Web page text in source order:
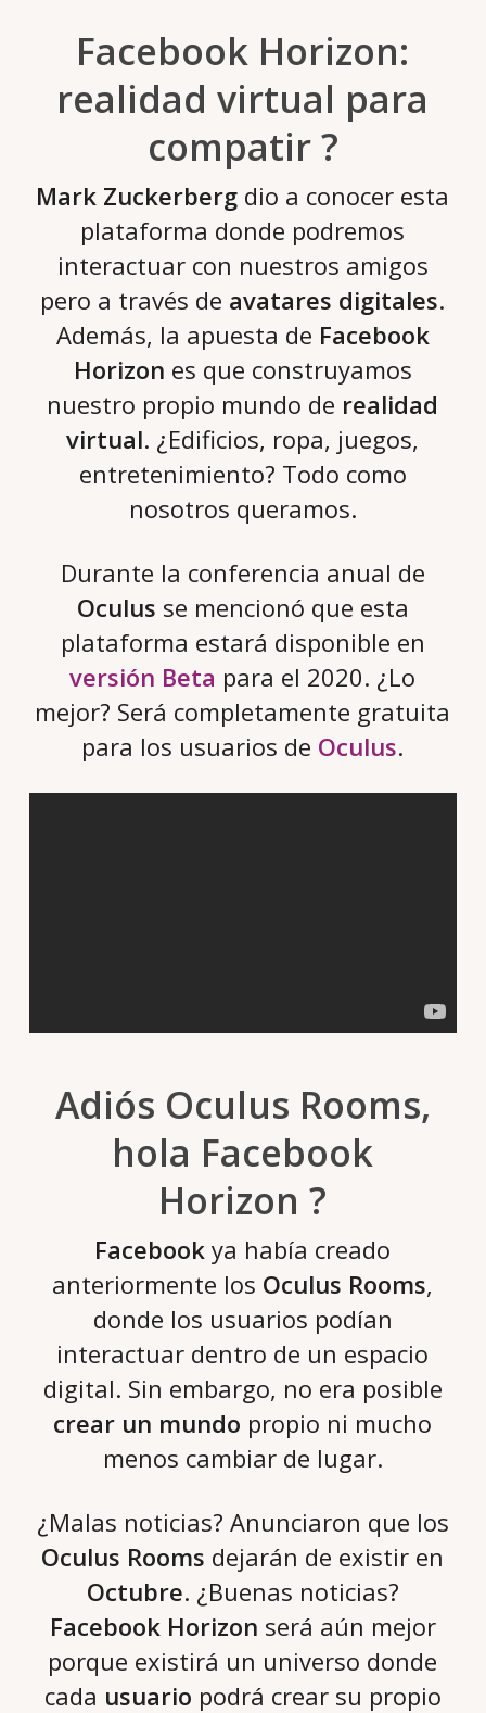
Facebook Horizon:
realidad virtual para
compatir ?
Mark Zuckerberg dio a conocer esta
plataforma donde podremos
interactuar con nuestros amigos
pero a través de avatares digitales.
Además, la apuesta de Facebook
Horizon es que construyamos
nuestro propio mundo de realidad
virtual. ¿Edificios, ropa, juegos,
entretenimiento? Todo como
nosotros queramos.
Durante la conferencia anual de
Oculus se mencionó que esta
plataforma estará disponible en
versión Beta para el 2020. ¿Lo
mejor? Será completamente gratuita
para los usuarios de Oculus.
Adiós Oculus Rooms,
hola Facebook
Horizon ?
Facebook ya había creado
anteriormente los Oculus Rooms,
donde los usuarios podían
interactuar dentro de un espacio
digital. Sin embargo, no era posible
crear un mundo propio ni mucho
menos cambiar de lugar.
¿Malas noticias? Anunciaron que los
Oculus Rooms dejarán de existir en
Octubre. ¿Buenas noticias?
Facebook Horizon será aún mejor
porque existirá un universo donde
cada usuario podrá crear su propio